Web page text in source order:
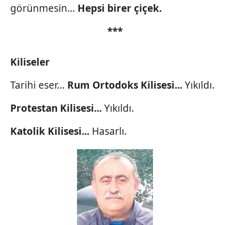
görünmesin... Hepsi birerçiçek.
***
Kiliseler
Tarihi eser... Rum Ortodoks Kilisesi...Yıkıldı.
Protestan Kilisesi...Yıkıldı.
Katolik Kilisesi... Hasarlı.